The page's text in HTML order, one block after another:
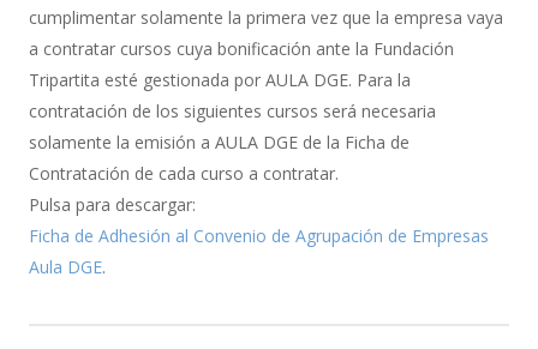
cumplimentar solamente la primera vez que la empresa vaya
a contratar cursos cuya bonificación ante la Fundación
Tripartita esté gestionada por AULA DGE. Para la
contratación de los siguientes cursos será necesaria
solamente la emisión a AULA DGE de la Ficha de
Contratación de cada curso a contratar.
Pulsa para descargar:
Ficha de Adhesión al Convenio de Agrupación de Empresas
Aula DGE.